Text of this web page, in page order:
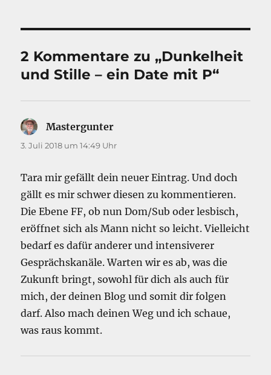
2 Kommentare zu „Dunkelheit
und Stille – ein Date mit P“
Mastergunter
3. Juli 2018 um 14:49 Uhr
Tara mir gefällt dein neuer Eintrag. Und doch
gällt es mir schwer diesen zu kommentieren.
Die Ebene FF, ob nun Dom/Sub oder lesbisch,
eröffnet sich als Mann nicht so leicht. Vielleicht
bedarf es dafür anderer und intensiverer
Gesprächskanäle. Warten wir es ab, was die
Zukunft bringt, sowohl für dich als auch für
mich, der deinen Blog und somit dir folgen
darf. Also mach deinen Weg und ich schaue,
was raus kommt.